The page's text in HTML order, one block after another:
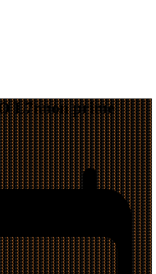
L7nnon prime